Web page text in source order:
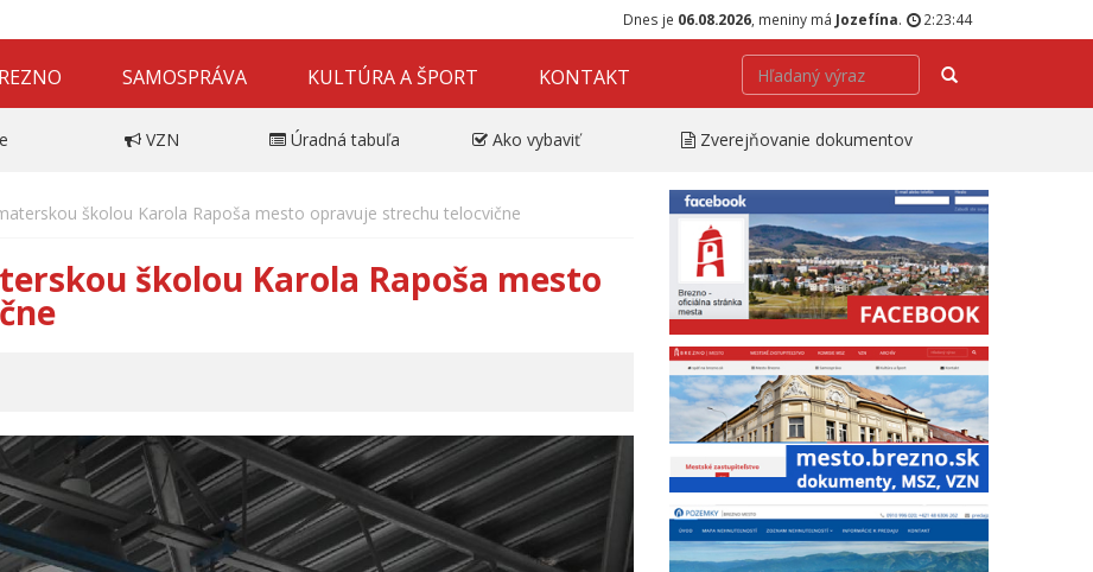
Dnes je 06.08.2026 , meniny má Jozefína. 2:23:45
SAMOSPRÁVA KULTÚRA A ŠPORT KONTAKT Hľadať
VZN Úradná tabuľa Ako vybaviť Zverejňovanie dokumentov
školou Karola Rapoša mesto opravuje strechu telocvične
školou Karola Rapoša mesto